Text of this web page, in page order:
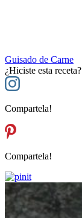
Guisado de Carne
¿Hiciste esta receta?
Compartela!
Compartela!